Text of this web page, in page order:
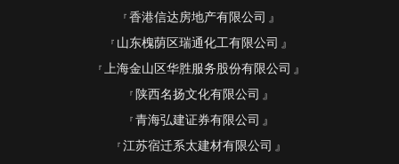
香港信达房地产有限公司
山东槐荫区瑞通化工有限公司
上海金山区华胜服务股份有限公司
陕西名扬文化有限公司
青海弘建证券有限公司
江苏宿迁系太建材有限公司